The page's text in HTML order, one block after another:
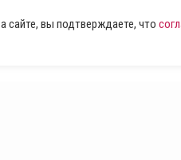
сайте, вы подтверждаете, что